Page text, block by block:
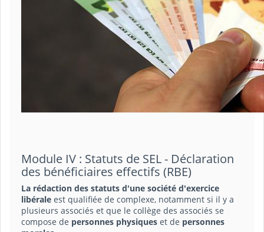
Module IV : Statuts de SEL - Déclaration
des bénéficiaires effectifs (RBE)
La rédaction des statuts d'une société d'exercice
libérale est qualifiée de complexe, notamment si il y a
plusieurs associés et que le collège des associés se
compose de personnes physiques et de personnes